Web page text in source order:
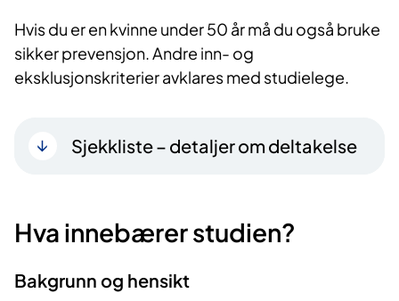
Hvis du er en kvinne under 50 år må du også bruke
sikker prevensjon. Andre inn- og
eksklusjonskriterier avklares med studielege.
Sjekkliste – detaljer om deltakelse
Hva innebærer studien?
Bakgrunn og hensikt